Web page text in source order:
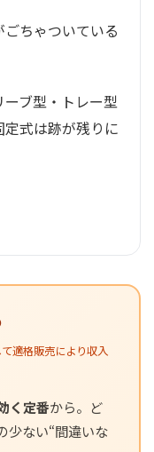
ちゃついている
ブ型・トレー型
式は跡が残りに
適格販売により収入
く定番から。ど
少ない“間違いな